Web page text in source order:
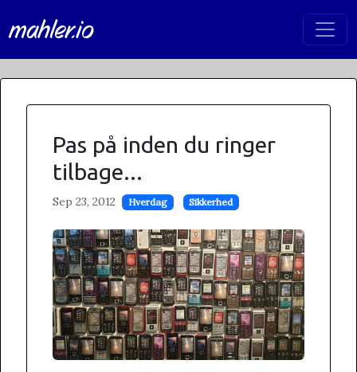
mahler.io
Pas på inden du ringer
tilbage...
Sep 23, 2012 Hverdag Sikkerhed